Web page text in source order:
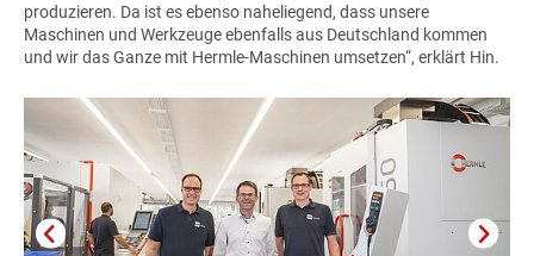
produzieren. Da ist es ebenso naheliegend, dass unsere
Maschinen und Werkzeuge ebenfalls aus Deutschland kommen
und wir das Ganze mit Hermle-Maschinen umsetzen“, erklärt Hin.